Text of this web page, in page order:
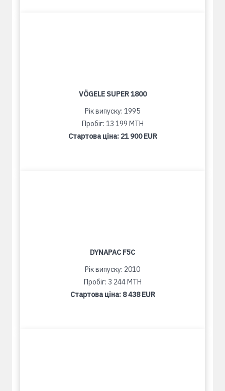
VÖGELE SUPER 1800
Рік випуску: 1995
Пробіг: 13 199 MTH
Стартова ціна: 21 900 EUR
DYNAPAC F5C
Рік випуску: 2010
Пробіг: 3 244 MTH
Стартова ціна: 8 438 EUR